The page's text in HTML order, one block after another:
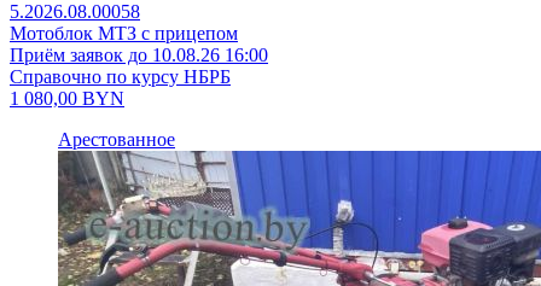
5.2026.08.00058
Мотоблок МТЗ с прицепом
Приём заявок до 10.08.26 16:00
Справочно по курсу НБРБ
1 080,00 BYN
Арестованное